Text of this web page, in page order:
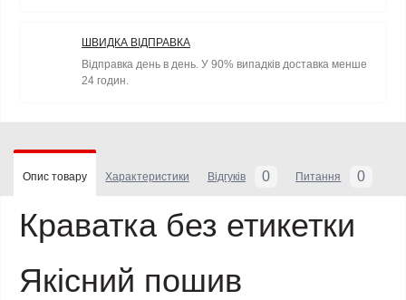
ШВИДКА ВІДПРАВКА
Відправка день в день. У 90% випадків доставка менше
24 годин.
Опис товару Характеристики Відгуків 0 Питання 0
Краватка без етикетки
Якісний пошив